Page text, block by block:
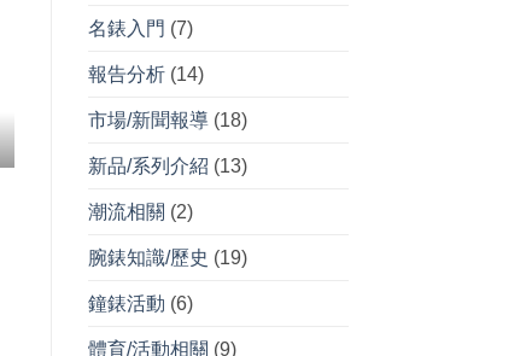
名錶入門 (7)
報告分析(14)
市場/新聞報導(18)
新品/系列介紹 (13)
潮流相關 (2)
腕錶知識/歷史 (19)
鐘錶活動 (6)
體育/活動相關 (9)